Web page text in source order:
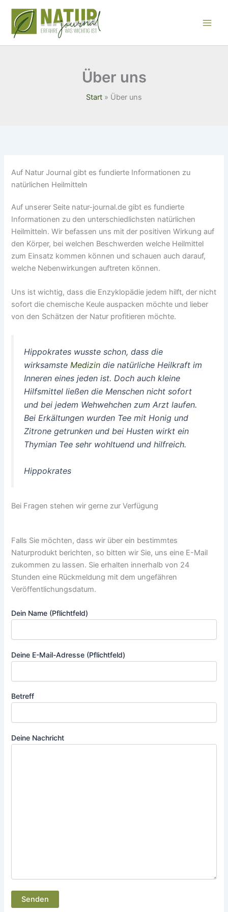
Inhalt
springen
Über uns
Start Über uns
Auf Natur Journal gibt es fundierte Informationen zu
natürlichen Heilmitteln
Auf unserer Seite natur-journal.de gibt es fundierte
Informationen zu den unterschiedlichsten natürlichen
Heilmitteln. Wir befassen uns mit der positiven Wirkung auf
den Körper, bei welchen Beschwerden welche Heilmittel
zum Einsatz kommen können und schauen auch darauf,
welche Nebenwirkungen auftreten können.
Uns ist wichtig, dass die Enzyklopädie jedem hilft, der nicht
sofort die chemische Keule auspacken möchte und lieber
von den Schätzen der Natur profitieren möchte.
Hippokrates wusste schon, dass die
wirksamsteMedizin die natürliche Heilkraft im
Inneren eines jeden ist. Doch auch kleine
Hilfsmittel ließen die Menschen nicht sofort
und bei jedem Wehwehchen zum Arzt laufen.
Bei Erkältungen wurden Tee mit Honig und
Zitrone getrunken und bei Husten wirkt ein
Thymian Tee sehr wohltuend und hilfreich.
Hippokrates
Bei Fragen stehen wir gerne zur Verfügung
Falls Sie möchten, dass wir über ein bestimmtes
Naturprodukt berichten, so bitten wir Sie, uns eine E-Mail
zukommen zu lassen. Sie erhalten innerhalb von 24
Stunden eine Rückmeldung mit dem ungefähren
Veröffentlichungsdatum.
Dein Name (Pflichtfeld)
Deine E-Mail-Adresse (Pflichtfeld)
Betreff
Deine Nachricht